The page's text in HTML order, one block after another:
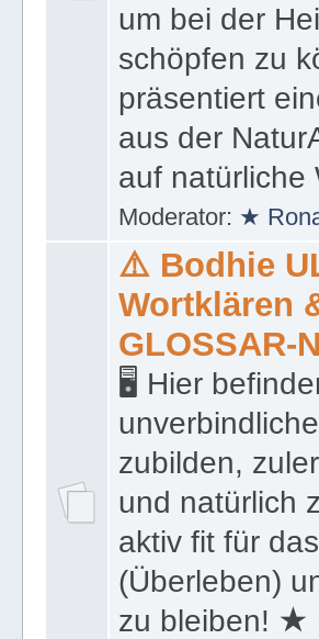
um bei der
schöpfen zu
präsentiert
aus der
auf
Moderator: ★
⚠️ Bodhie
Wortklären
GLOSSAR-
🖥 Hier
zubilden,
und natürlich
aktiv fit für
(Überleben)
zu bleiben! ★